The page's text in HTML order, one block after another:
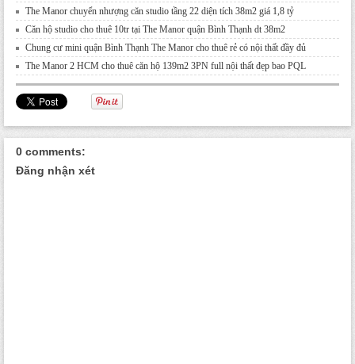
The Manor chuyển nhượng căn studio tầng 22 diện tích 38m2 giá 1,8 tỷ
Căn hộ studio cho thuê 10tr tại The Manor quận Bình Thạnh dt 38m2
Chung cư mini quận Bình Thạnh The Manor cho thuê rẻ có nội thất đầy đủ
The Manor 2 HCM cho thuê căn hộ 139m2 3PN full nội thất đẹp bao PQL
0 comments:
Đăng nhận xét